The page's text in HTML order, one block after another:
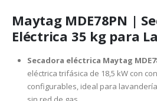
Maytag MDE78PN |
Eléctrica 35 kg para
Secadora eléctrica Maytag
eléctrica trifásica de 18,5 kW con
configurables, ideal para